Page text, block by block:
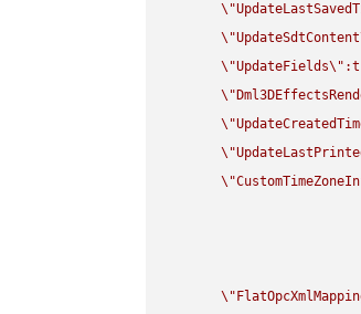
\"
\"UpdateSdtContent
\"UpdateFields\"
\"
\"
\"
\"
\"